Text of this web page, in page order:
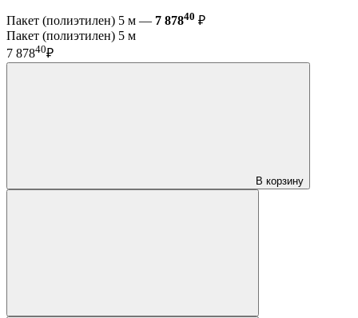
Пакет (полиэтилен) 5 м — 7 87840 ₽
Пакет (полиэтилен) 5 м
7 87840₽
В корзину